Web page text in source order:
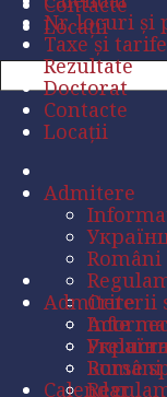
Locații
Nr. locuri și
Taxe și tarife
Rezultate
Doctorat
Contacte
Locații
Admitere
Criterii
Acte
Burse
Calendar
Admitere